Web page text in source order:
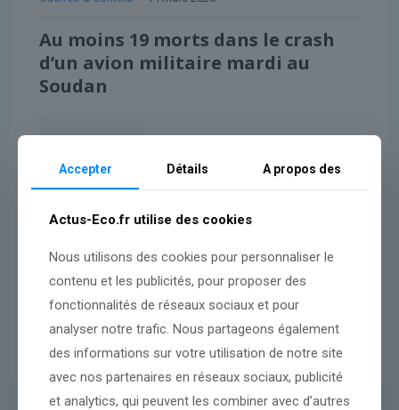
Au moins 19 morts dans le crash
d’un avion militaire mardi au
Soudan
Accepter Détails A propos des
Actus-Eco.fr utilise des cookies
Nous utilisons des cookies pour personnaliser le
contenu et les publicités, pour proposer des
fonctionnalités de réseaux sociaux et pour
analyser notre trafic. Nous partageons également
des informations sur votre utilisation de notre site
avec nos partenaires en réseaux sociaux, publicité
et analytics, qui peuvent les combiner avec d’autres